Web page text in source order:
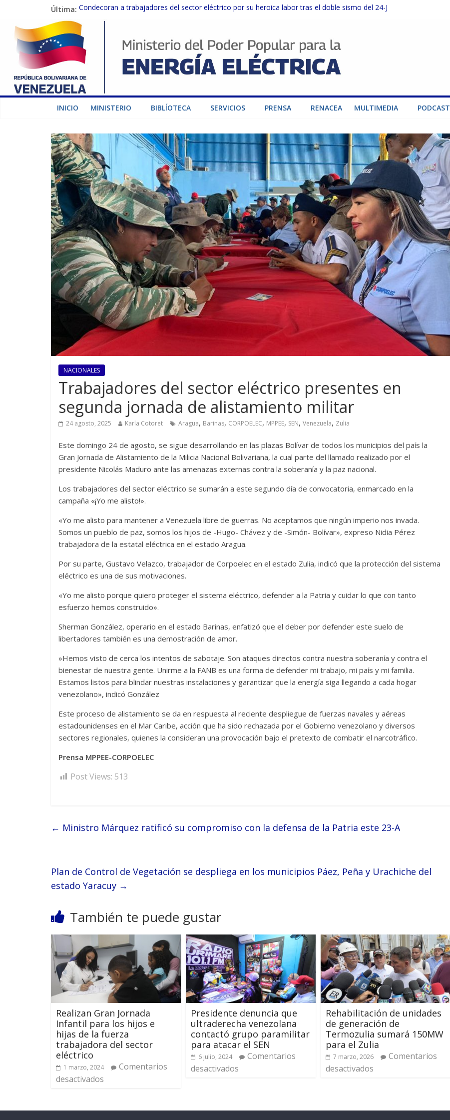
Última: Condecoran a trabajadores del sector eléctrico por su heroica labor tras el doble sismo del 24-J
Gobierno Nacional coordina acciones con el sector privado para fortalecer el SEN ante el «Súper Niño»
Inspeccionan trabajos de rehabilitación en instalaciones del SEN en Carabobo
Gobierno Nacional activa plan preventivo para fortalecer el SEN ante el fenómeno de El Niño
Termocarabobo recupera el 50% de su capacidad de generación para fortalecer el SEN
INICIO MINISTERIO BIBLÍOTECA SERVICIOS PRENSA RENACEA MULTIMEDIA PODCAST
NACIONALES
Trabajadores del sector eléctrico presentes en
segunda jornada de alistamiento militar
24 agosto, 2025 Karla Cotoret Aragua, Barinas, CORPOELEC, MPPEE, SEN, Venezuela, Zulia
Este domingo 24 de agosto, se sigue desarrollando en las plazas Bolívar de todos los municipios del país la
Gran Jornada de Alistamiento de la Milicia Nacional Bolivariana, la cual parte del llamado realizado por el
presidente Nicolás Maduro ante las amenazas externas contra la soberanía y la paz nacional.
Los trabajadores del sector eléctrico se sumarán a este segundo día de convocatoria, enmarcado en la
campaña «¡Yo me alisto!».
«Yo me alisto para mantener a Venezuela libre de guerras. No aceptamos que ningún imperio nos invada.
Somos un pueblo de paz, somos los hijos de -Hugo- Chávez y de -Simón- Bolívar», expreso Nidia Pérez
trabajadora de la estatal eléctrica en el estado Aragua.
Por su parte, Gustavo Velazco, trabajador de Corpoelec en el estado Zulia, indicó que la protección del sistema
eléctrico es una de sus motivaciones.
«Yo me alisto porque quiero proteger el sistema eléctrico, defender a la Patria y cuidar lo que con tanto
esfuerzo hemos construido».
‎Sherman González, operario en el estado Barinas, enfatizó que el deber por defender este suelo de
libertadores también es una demostración de amor.
‎‎»Hemos visto de cerca los intentos de sabotaje. Son ataques directos contra nuestra soberanía y contra el
bienestar de nuestra gente. Unirme a la FANB es una forma de defender mi trabajo, mi país y mi familia.
Estamos listos para blindar nuestras instalaciones y garantizar que la energía siga llegando a cada hogar
venezolano», indicó González
Este proceso de alistamiento se da en respuesta al reciente despliegue de fuerzas navales y aéreas
estadounidenses en el Mar Caribe, acción que ha sido rechazada por el Gobierno venezolano y diversos
sectores regionales, quienes la consideran una provocación bajo el pretexto de combatir el narcotráfico.
Prensa MPPEE-CORPOELEC
Post Views: 513
← Ministro Márquez ratificó su compromiso con la defensa de la Patria este 23-A
Plan de Control de Vegetación se despliega en los municipios Páez, Peña y Urachiche del
estado Yaracuy →
También te puede gustar
Realizan Gran Jornada
Infantil para los hijos e
hijas de la fuerza
trabajadora del sector
eléctrico
1 marzo, 2024
Comentarios
desactivados
Presidente denuncia que
ultraderecha venezolana
contactó grupo paramilitar
para atacar el SEN
6 julio, 2024
Comentarios
desactivados
Rehabilitación de unidades
de generación de
Termozulia sumará 150MW
para el Zulia
7 marzo, 2026
Comentarios
desactivados